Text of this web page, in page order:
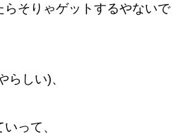
らそりゃゲットするやないで
らしい)、
って、